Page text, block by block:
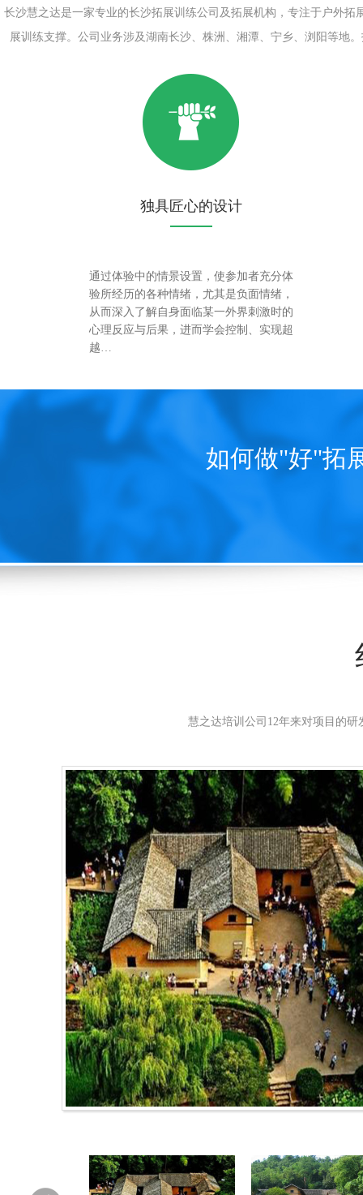
长沙慧之达是一家专业的长沙拓展训练公司及拓展机构，专注于户外
展训练支撑。公司业务涉及湖南长沙、株洲、湘潭、宁乡、浏阳等地
独具匠心的设计
通过体验中的情景设置，使参加者充分体
验所经历的各种情绪，尤其是负面情绪，
从而深入了解自身面临某一外界刺激时的
心理反应与后果，进而学会控制、实现超
越…
如何做"好"拓
慧之达培训公司12年来对项目的